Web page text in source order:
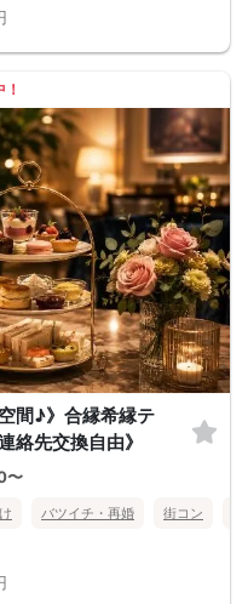
間♪》合縁希縁テ
絡先交換自由》
〜
バツイチ・再婚 街コン